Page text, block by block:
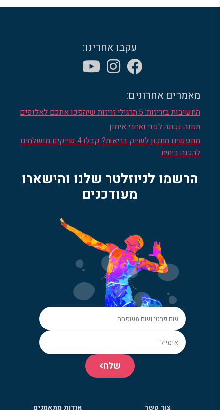
עקבו אחרינו:
מאמרים אחרונים:
החשיבות בזריזות: 5 תרגילי זריזות שיהפכו אתכם לאלופים
תזונה נכונה לפני ואחרי אימון
מחפשים מתכון לשייק בריאות? קבלו 4 שייקים מושלמים
להכנה ביתית
הרשמו לניוזלטר שלנו והישארו
מעודכנים
שלח
צור קשר אודות מתאמנים